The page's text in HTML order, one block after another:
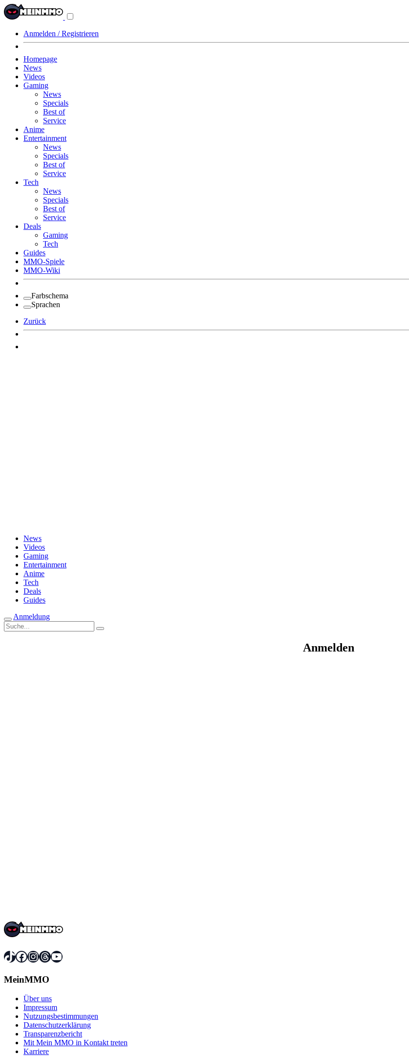
Anmelden / Registrieren
Homepage
News
Videos
Gaming
News
Specials
Best of
Service
Anime
Entertainment
News
Specials
Best of
Service
Tech
News
Specials
Best of
Service
Deals
Gaming
Tech
Guides
MMO-Spiele
MMO-Wiki
Farbschema
Sprachen
Zurück
News
Videos
Gaming
Entertainment
Anime
Tech
Deals
Guides
Anmeldung
Suche
nach:
Anmelden
TikTok
Facebook
Instagram
Threads
YouTube
MeinMMO
Über uns
Impressum
Nutzungsbestimmungen
Datenschutzerklärung
Transparenzbericht
Mit Mein MMO in Kontakt treten
Karriere